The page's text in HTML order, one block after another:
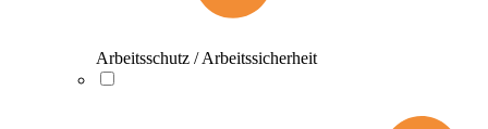
Arbeitsschutz / Arbeitssicherheit